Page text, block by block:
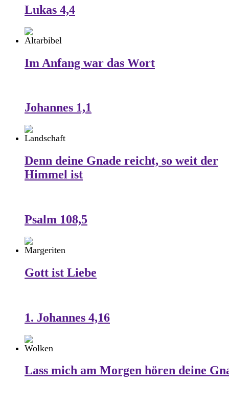
Lukas 4,4
Im Anfang war das Wort
Johannes 1,1
Denn deine Gnade reicht, so weit der
Himmel ist
Psalm 108,5
Gott ist Liebe
1. Johannes 4,16
Lass mich am Morgen hören deine